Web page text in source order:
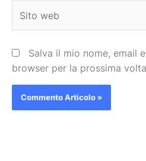
web
Salva il mio nome, email
browser per la prossima